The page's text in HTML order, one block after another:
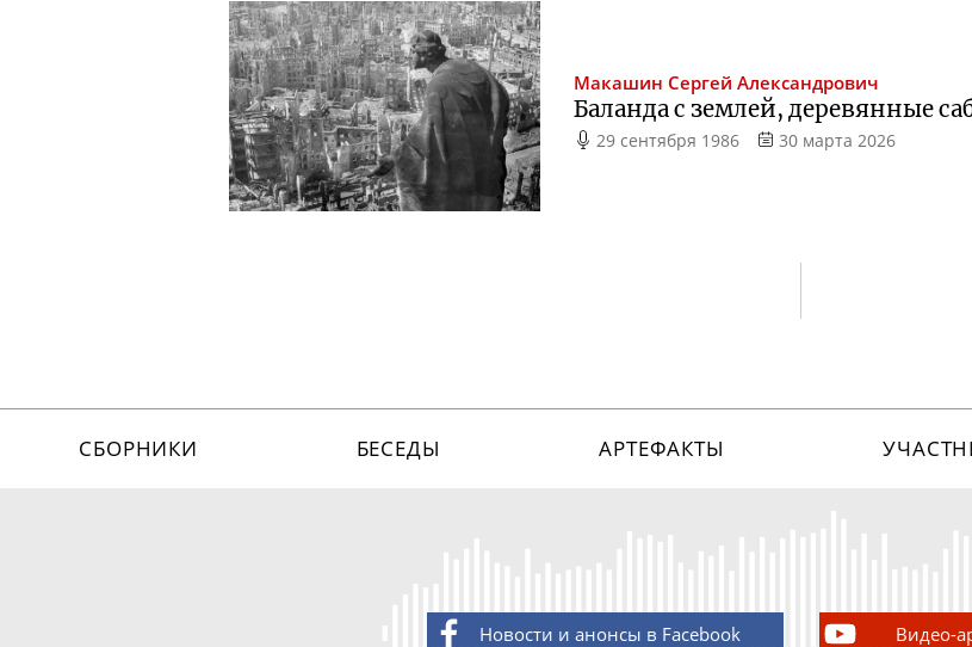
Макашин Сергей Александрович
Баланда с землей, деревянные
29 сентября 1986 30 марта 2026
СБОРНИКИ БЕСЕДЫ АРТЕФАКТЫ
Новости и анонсы в Facebook Видео-